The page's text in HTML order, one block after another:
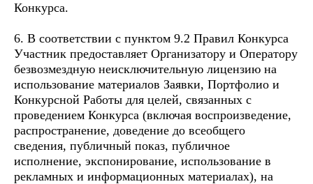
Конкурса.
6. В соответствии с пунктом 9.2 Правил Конкурса
Участник предоставляет Организатору и Оператору
безвозмездную неисключительную лицензию на
использование материалов Заявки, Портфолио и
Конкурсной Работы для целей, связанных с
проведением Конкурса (включая воспроизведение,
распространение, доведение до всеобщего
сведения, публичный показ, публичное
исполнение, экспонирование, использование в
рекламных и информационных материалах), на